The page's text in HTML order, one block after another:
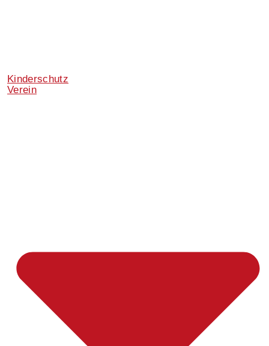
Kinderschutz
Verein